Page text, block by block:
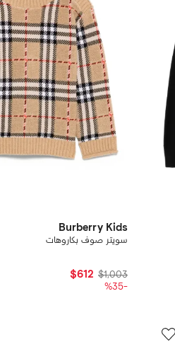
Burberry Kids
سويتر صوف بكاروهات
$1,003
$612
-%35